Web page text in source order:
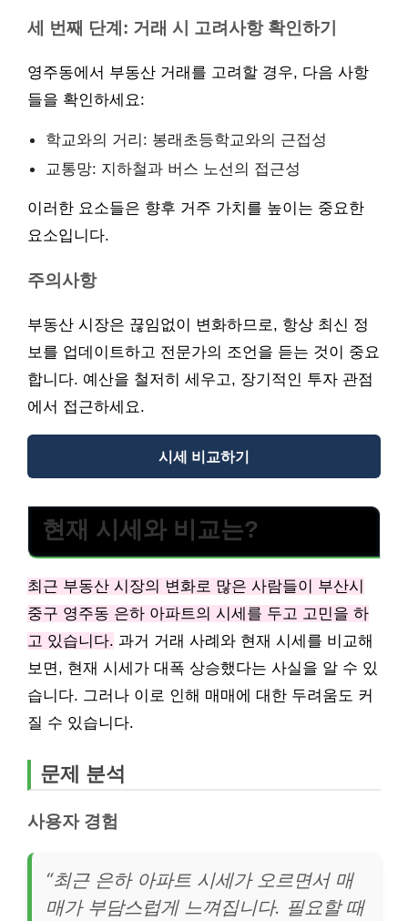
세 번째 단계: 거래 시 고려사항 확인하기
영주동에서 부동산 거래를 고려할 경우, 다음 사항
들을 확인하세요:
학교와의 거리: 봉래초등학교와의 근접성
교통망: 지하철과 버스 노선의 접근성
이러한 요소들은 향후 거주 가치를 높이는 중요한
요소입니다.
주의사항
부동산 시장은 끊임없이 변화하므로, 항상 최신 정
보를 업데이트하고 전문가의 조언을 듣는 것이 중요
합니다. 예산을 철저히 세우고, 장기적인 투자 관점
에서 접근하세요.
시세 비교하기
현재 시세와 비교는?
최근 부동산 시장의 변화로 많은 사람들이 부산시
중구 영주동 은하 아파트의 시세를 두고 고민을 하
고 있습니다. 과거 거래 사례와 현재 시세를 비교해
보면, 현재 시세가 대폭 상승했다는 사실을 알 수 있
습니다. 그러나 이로 인해 매매에 대한 두려움도 커
질 수 있습니다.
문제 분석
사용자 경험
“최근 은하 아파트 시세가 오르면서 매
매가 부담스럽게 느껴집니다. 필요할 때